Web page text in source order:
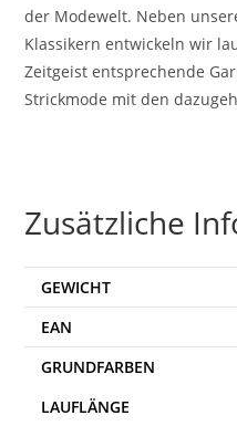
der Modewelt. Neben
Klassikern entwickeln wir
Zeitgeist entsprechende
Strickmode mit den
Zusätzliche
GEWICHT
EAN